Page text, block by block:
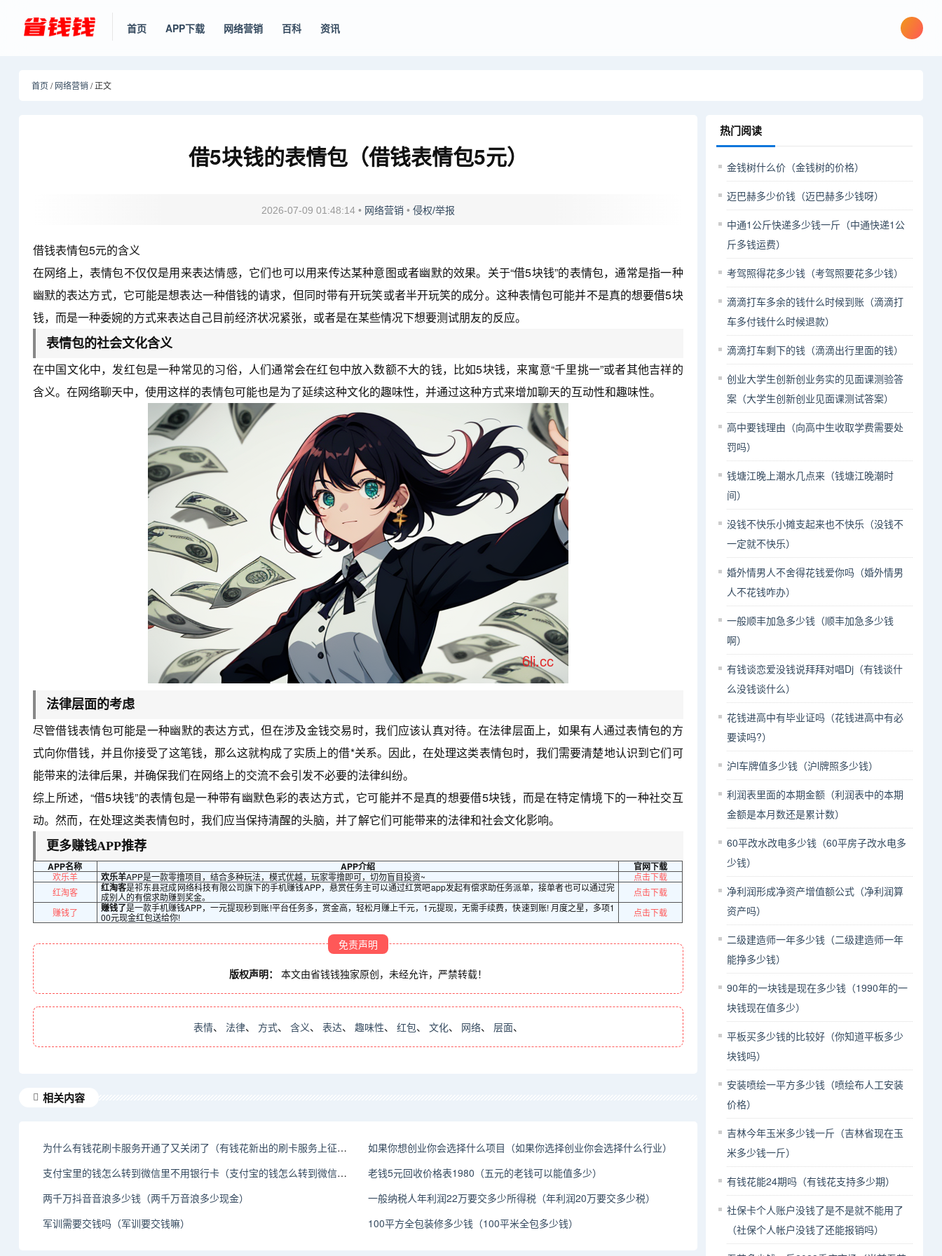
首页 APP下载 网络营销 百科 资讯
首页/网络营销/ 正文
借5块钱的表情包（借钱表情包5元）
2026-07-09 01:48:14 • 网络营销 • 侵权/举报
借钱表情包5元的含义
在网络上，表情包不仅仅是用来表达情感，它们也可以用来传达某种意图或者幽默的效果。关于“借5块钱”的表情包，通常是指一种
幽默的表达方式，它可能是想表达一种借钱的请求，但同时带有开玩笑或者半开玩笑的成分。这种表情包可能并不是真的想要借5块
钱，而是一种委婉的方式来表达自己目前经济状况紧张，或者是在某些情况下想要测试朋友的反应。
表情包的社会文化含义
在中国文化中，发红包是一种常见的习俗，人们通常会在红包中放入数额不大的钱，比如5块钱，来寓意“千里挑一”或者其他吉祥的
含义。在网络聊天中，使用这样的表情包可能也是为了延续这种文化的趣味性，并通过这种方式来增加聊天的互动性和趣味性。
法律层面的考虑
尽管借钱表情包可能是一种幽默的表达方式，但在涉及金钱交易时，我们应该认真对待。在法律层面上，如果有人通过表情包的方
式向你借钱，并且你接受了这笔钱，那么这就构成了实质上的借*关系。因此，在处理这类表情包时，我们需要清楚地认识到它们可
能带来的法律后果，并确保我们在网络上的交流不会引发不必要的法律纠纷。
综上所述，“借5块钱”的表情包是一种带有幽默色彩的表达方式，它可能并不是真的想要借5块钱，而是在特定情境下的一种社交互
动。然而，在处理这类表情包时，我们应当保持清醒的头脑，并了解它们可能带来的法律和社会文化影响。
更多赚钱APP推荐
APP名称 APP介绍 官网下载
欢乐羊 欢乐羊APP是一款零撸项目，结合多种玩法，模式优越，玩家零撸即可，切勿盲目投资~
点击下载
红淘客
红淘客是祁东县冠成网络科技有限公司旗下的手机赚钱APP，悬赏任务主可以通过红赏吧app发起有偿求助任务派单，接单者也可以通过完
成别人的有偿求助赚到奖金。
点击下载
赚钱了
赚钱了是一款手机赚钱APP，一元提现秒到账!平台任务多，赏金高，轻松月赚上千元，1元提现，无需手续费，快速到账! 月度之星，多项1
00元现金红包送给你!
点击下载
免责声明
版权声明： 本文由省钱钱独家原创，未经允许，严禁转载！
表情、 法律、 方式、 含义、 表达、 趣味性、 红包、 文化、 网络、 层面、
相关内容
为什么有钱花刷卡服务开通了又关闭了（有钱花新出的刷卡服务上征信么）
如果你想创业你会选择什么项目（如果你选择创业你会选择什么行业）
支付宝里的钱怎么转到微信里不用银行卡（支付宝的钱怎么转到微信不用银行卡怎么办）
老钱5元回收价格表1980（五元的老钱可以能值多少）
两千万抖音音浪多少钱（两千万音浪多少现金）
一般纳税人年利润22万要交多少所得税（年利润20万要交多少税）
军训需要交钱吗（军训要交钱嘛）
100平方全包装修多少钱（100平米全包多少钱）
热门阅读
金钱树什么价（金钱树的价格）
迈巴赫多少价钱（迈巴赫多少钱呀）
中通1公斤快递多少钱一斤（中通快递1公
斤多钱运费）
考驾照得花多少钱（考驾照要花多少钱）
滴滴打车多余的钱什么时候到账（滴滴打
车多付钱什么时候退款）
滴滴打车剩下的钱（滴滴出行里面的钱）
创业大学生创新创业务实的见面课测验答
案（大学生创新创业见面课测试答案）
高中要钱理由（向高中生收取学费需要处
罚吗）
钱塘江晚上潮水几点来（钱塘江晚潮时
间）
没钱不快乐小摊支起来也不快乐（没钱不
一定就不快乐）
婚外情男人不舍得花钱爱你吗（婚外情男
人不花钱咋办）
一般顺丰加急多少钱（顺丰加急多少钱
啊）
有钱谈恋爱没钱说拜拜对唱Dj（有钱谈什
么没钱谈什么）
花钱进高中有毕业证吗（花钱进高中有必
要读吗?）
沪l车牌值多少钱（沪l牌照多少钱）
利润表里面的本期金额（利润表中的本期
金额是本月数还是累计数）
60平改水改电多少钱（60平房子改水电多
少钱）
净利润形成净资产增值额公式（净利润算
资产吗）
二级建造师一年多少钱（二级建造师一年
能挣多少钱）
90年的一块钱是现在多少钱（1990年的一
块钱现在值多少）
平板买多少钱的比较好（你知道平板多少
块钱吗）
安装喷绘一平方多少钱（喷绘布人工安装
价格）
吉林今年玉米多少钱一斤（吉林省现在玉
米多少钱一斤）
有钱花能24期吗（有钱花支持多少期）
社保卡个人账户没钱了是不是就不能用了
（社保个人帐户没钱了还能报销吗）